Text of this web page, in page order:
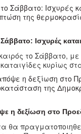
Ισχυρές
το Σάββατο, με
κυρίως
η δεξίωση στο
θα